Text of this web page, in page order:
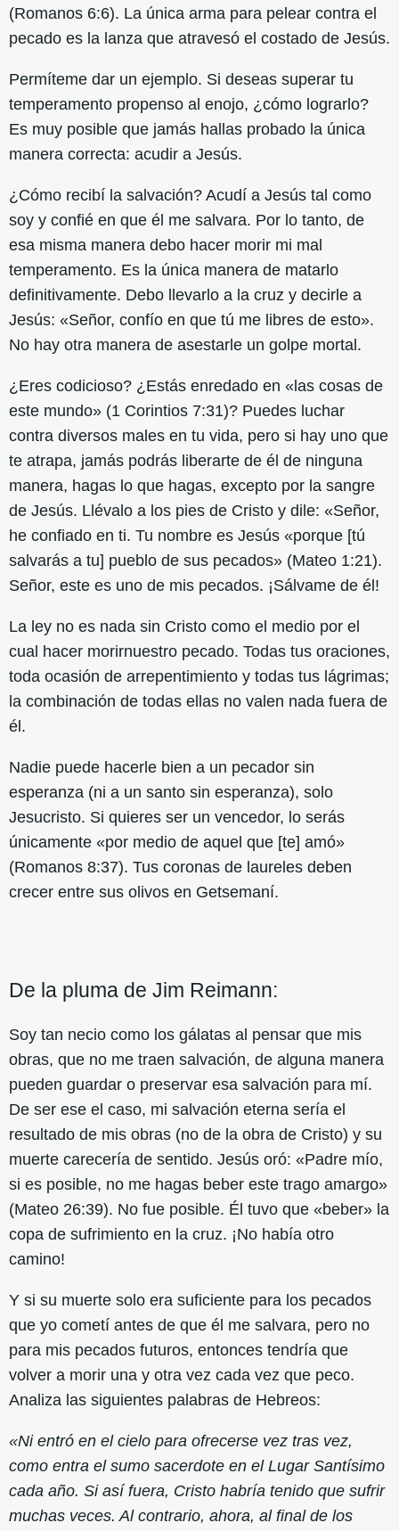
(Romanos 6:6). La única arma para pelear contra el
pecado es la lanza que atravesó el costado de Jesús.
Permíteme dar un ejemplo. Si deseas superar tu
temperamento propenso al enojo, ¿cómo lograrlo?
Es muy posible que jamás hallas probado la única
manera correcta: acudir a Jesús.
¿Cómo recibí la salvación? Acudí a Jesús tal como
soy y confié en que él me salvara. Por lo tanto, de
esa misma manera debo hacer morir mi mal
temperamento. Es la única manera de matarlo
definitivamente. Debo llevarlo a la cruz y decirle a
Jesús: «Señor, confío en que tú me libres de esto».
No hay otra manera de asestarle un golpe mortal.
¿Eres codicioso? ¿Estás enredado en «las cosas de
este mundo» (1 Corintios 7:31)? Puedes luchar
contra diversos males en tu vida, pero si hay uno que
te atrapa, jamás podrás liberarte de él de ninguna
manera, hagas lo que hagas, excepto por la sangre
de Jesús. Llévalo a los pies de Cristo y dile: «Señor,
he confiado en ti. Tu nombre es Jesús «porque [tú
salvarás a tu] pueblo de sus pecados» (Mateo 1:21).
Señor, este es uno de mis pecados. ¡Sálvame de él!
La ley no es nada sin Cristo como el medio por el
cual hacer morirnuestro pecado. Todas tus oraciones,
toda ocasión de arrepentimiento y todas tus lágrimas;
la combinación de todas ellas no valen nada fuera de
él.
Nadie puede hacerle bien a un pecador sin
esperanza (ni a un santo sin esperanza), solo
Jesucristo. Si quieres ser un vencedor, lo serás
únicamente «por medio de aquel que [te] amó»
(Romanos 8:37). Tus coronas de laureles deben
crecer entre sus olivos en Getsemaní.
De la pluma de Jim Reimann:
Soy tan necio como los gálatas al pensar que mis
obras, que no me traen salvación, de alguna manera
pueden guardar o preservar esa salvación para mí.
De ser ese el caso, mi salvación eterna sería el
resultado de mis obras (no de la obra de Cristo) y su
muerte carecería de sentido. Jesús oró: «Padre mío,
si es posible, no me hagas beber este trago amargo»
(Mateo 26:39). No fue posible. Él tuvo que «beber» la
copa de sufrimiento en la cruz. ¡No había otro
camino!
Y si su muerte solo era suficiente para los pecados
que yo cometí antes de que él me salvara, pero no
para mis pecados futuros, entonces tendría que
volver a morir una y otra vez cada vez que peco.
Analiza las siguientes palabras de Hebreos:
«Ni entró en el cielo para ofrecerse vez tras vez,
como entra el sumo sacerdote en el Lugar Santísimo
cada año. Si así fuera, Cristo habría tenido que sufrir
muchas veces. Al contrario, ahora, al final de los